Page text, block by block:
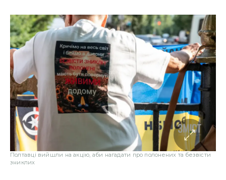
Полтавці вийшли на акцію, аби нагадати про полонених та безвісти
зниклих